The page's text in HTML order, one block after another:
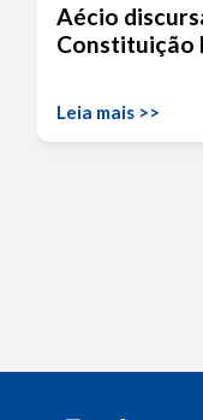
Aécio
Constituição
Leia mais >>